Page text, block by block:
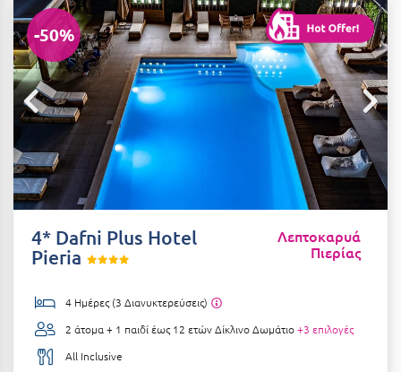
Αιδηψός
Αλεξανδρούπολη
Αλισσός Αχαΐας
Αλόννησος
Αμαλιάδα
Αμάρυνθος
Αμφίκλεια
Άνδρος
Αντίπαρος
ΤΎΠΟΣ ΔΙΑΤΡΟΦΉΣ
Διαμονή Μόνο
Πρωινό
Ημιδιατροφή
Ημιδιατροφή + Ποτά
Πλήρης Διατροφή
Ένα Γεύμα
ΤΎΠΟΣ ΚΑΤΑΛΎΜΑΤΟΣ
Ξενοδοχεία 1 Αστέρι
-50%
4* Dafni Plus Hotel
Pieria
Λεπτοκαρυά
Πιερίας
4 Ημέρες (3 Διανυκτερεύσεις)
2 άτομα + 1 παιδί έως 12 ετώνΔίκλινο Δωμάτιο+3 επιλογές
All Inclusive